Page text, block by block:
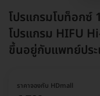
โปรแกรมโบท็อกซ์
โปรแกรม HIFU
ขึ้นอยู่กับแพทย์ประ
ราคาจองกับ HDmall